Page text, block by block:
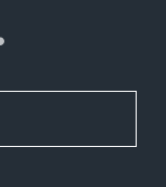
SoundCloud